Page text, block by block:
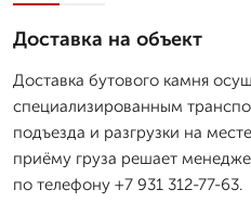
Доставка на объект
Доставка бутового камня
специализированным
подъезда и разгрузки на
приёму груза решает
по телефону +7 931 312-77-63.